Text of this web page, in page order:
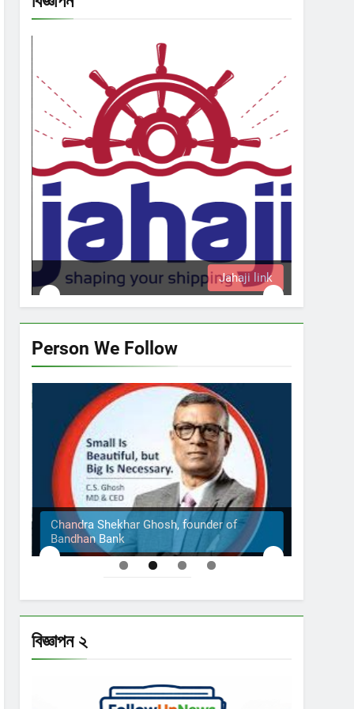
Jahaji link
Person We Follow
Chandra Shekhar Ghosh, founder of
Bandhan Bank
বিজ্ঞাপন ২